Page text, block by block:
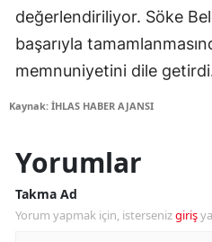
değerlendiriliyor. Söke
başarıyla
memnuniyetini dile
Kaynak: İHLAS HABER AJANSI
Yorumlar
Takma Ad
Yorum yapmak için, istersenizgiriş